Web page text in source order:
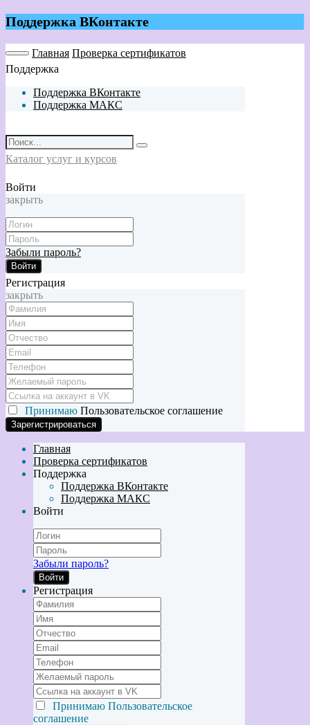
Поддержка ВКонтакте
Главная Проверка сертификатов
Поддержка
Поддержка ВКонтакте
Поддержка МАКС
Каталог услуг и курсов
Войти
закрыть
Забыли пароль?
Войти
Регистрация
закрыть
Принимаю Пользовательское соглашение
Главная
Проверка сертификатов
Поддержка
Поддержка ВКонтакте
Поддержка МАКС
Войти
Забыли пароль?
Войти
Регистрация
Принимаю Пользовательское
соглашение